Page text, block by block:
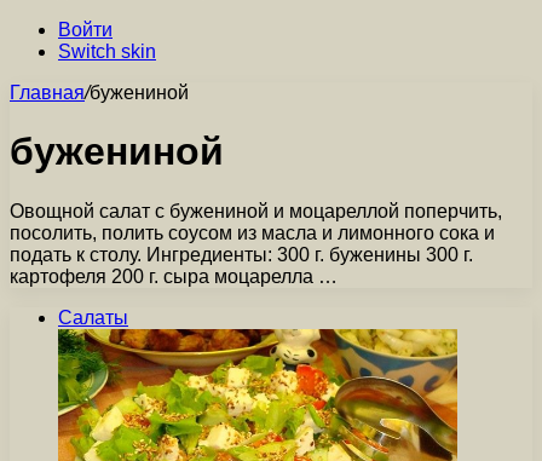
Войти
Switch skin
Главная/бужениной
бужениной
Овощной салат с бужениной и моцареллой поперчить,
посолить, полить соусом из масла и лимонного сока и
подать к столу. Ингредиенты: 300 г. буженины 300 г.
картофеля 200 г. сыра моцарелла …
Салаты